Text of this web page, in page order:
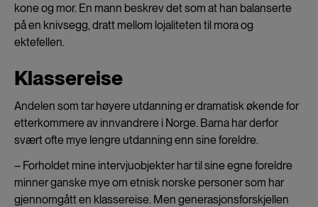
kone og mor. En mann beskrev det som at han balanserte
på en knivsegg, dratt mellom lojaliteten til mora og
ektefellen.
Klassereise
Andelen som tar høyere utdanning er dramatisk økende for
etterkommere av innvandrere i Norge. Barna har derfor
svært ofte mye lengre utdanning enn sine foreldre.
– Forholdet mine intervjuobjekter har til sine egne foreldre
minner ganske mye om etnisk norske personer som har
gjennomgått en klassereise. Men generasjonsforskjellen